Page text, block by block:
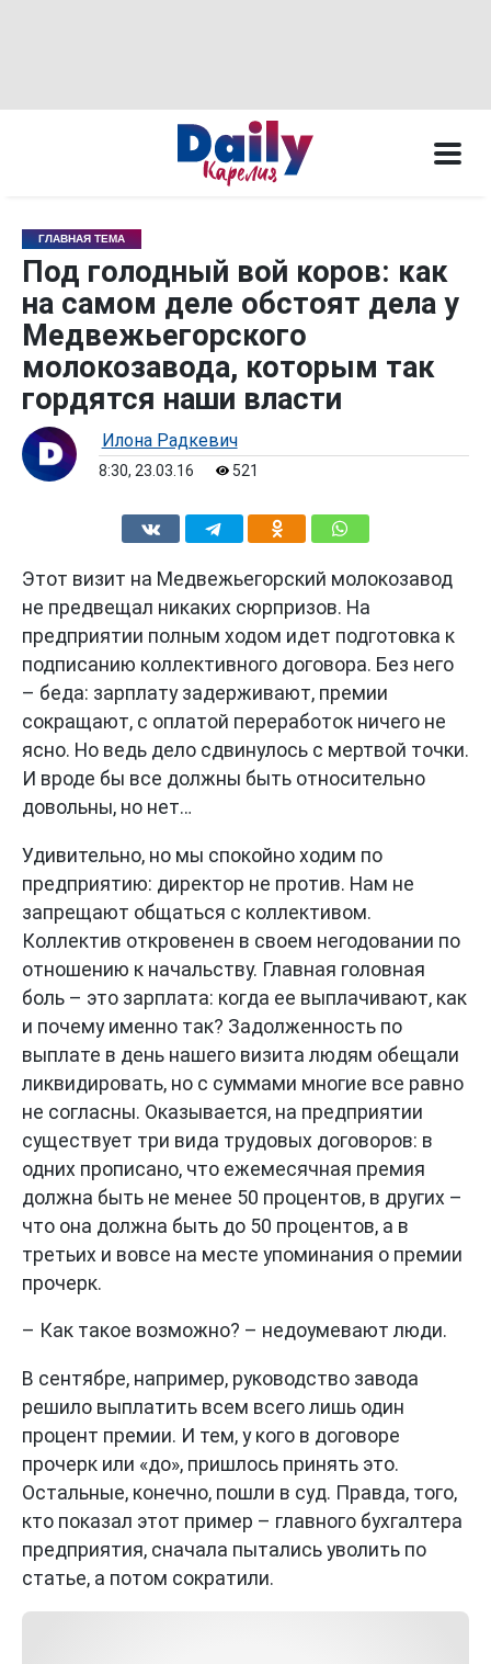
ГЛАВНАЯ ТЕМА
Под голодный вой коров: как
на самом деле обстоят дела у
Медвежьегорского
молокозавода, которым так
гордятся наши власти
Илона Радкевич
8:30, 23.03.16 521
Этот визит на Медвежьегорский молокозавод
не предвещал никаких сюрпризов. На
предприятии полным ходом идет подготовка к
подписанию коллективного договора. Без него
– беда: зарплату задерживают, премии
сокращают, с оплатой переработок ничего не
ясно. Но ведь дело сдвинулось с мертвой точки.
И вроде бы все должны быть относительно
довольны, но нет…
Удивительно, но мы спокойно ходим по
предприятию: директор не против. Нам не
запрещают общаться с коллективом.
Коллектив откровенен в своем негодовании по
отношению к начальству. Главная головная
боль – это зарплата: когда ее выплачивают, как
и почему именно так? Задолженность по
выплате в день нашего визита людям обещали
ликвидировать, но с суммами многие все равно
не согласны. Оказывается, на предприятии
существует три вида трудовых договоров: в
одних прописано, что ежемесячная премия
должна быть не менее 50 процентов, в других –
что она должна быть до 50 процентов, а в
третьих и вовсе на месте упоминания о премии
прочерк.
– Как такое возможно? – недоумевают люди.
В сентябре, например, руководство завода
решило выплатить всем всего лишь один
процент премии. И тем, у кого в договоре
прочерк или «до», пришлось принять это.
Остальные, конечно, пошли в суд. Правда, того,
кто показал этот пример – главного бухгалтера
предприятия, сначала пытались уволить по
статье, а потом сократили.